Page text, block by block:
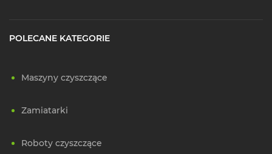
POLECANE KATEGORIE
Maszyny czyszczące
Zamiatarki
Roboty czyszczące